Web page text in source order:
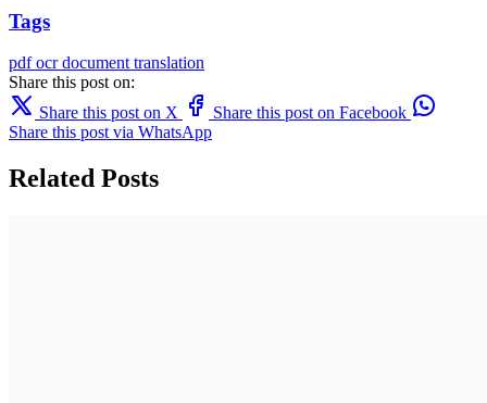
Tags
pdfocrdocument translation
Share this post on:
Share this post on X
Share this post on Facebook
Share this post via WhatsApp
Related Posts